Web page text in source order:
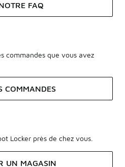
FAQ
commandes que vous avez
COMMANDES
Locker près de chez vous.
UN MAGASIN